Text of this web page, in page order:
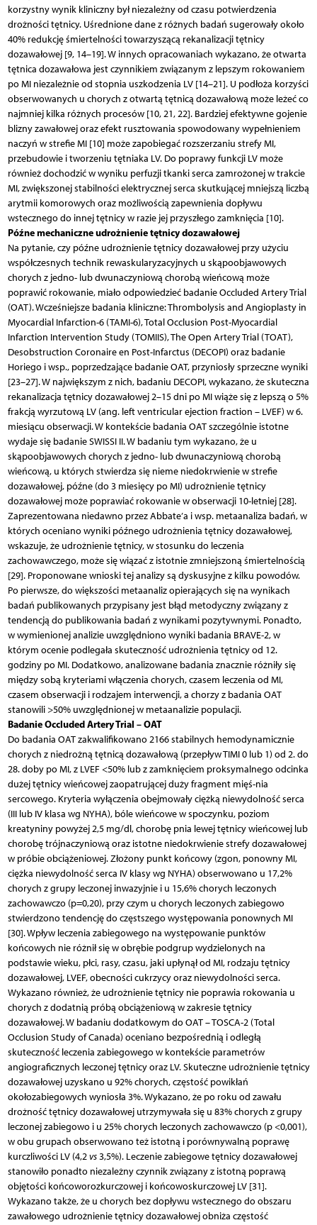
korzystny wynik kliniczny był niezależny od czasu potwierdzenia
drożności tętnicy. Uśrednione dane z różnych badań sugerowały około
40% redukcję śmiertelności towarzyszącą rekanalizacji tętnicy
dozawałowej [9, 14–19]. W innych opracowaniach wykazano, że otwarta
tętnica dozawałowa jest czynnikiem związanym z lepszym rokowaniem
po MI niezależnie od stopnia uszkodzenia LV [14–21]. U podłoża korzyści
obserwowanych u chorych z otwartą tętnicą dozawałową może leżeć co
najmniej kilka różnych procesów [10, 21, 22]. Bardziej efektywne gojenie
blizny zawałowej oraz efekt rusztowania spowodowany wypełnieniem
naczyń w strefie MI [10] może zapobiegać rozszerzaniu strefy MI,
przebudowie i tworzeniu tętniaka LV. Do poprawy funkcji LV może
również dochodzić w wyniku perfuzji tkanki serca zamrożonej w trakcie
MI, zwiększonej stabilności elektrycznej serca skutkującej mniejszą liczbą
arytmii komorowych oraz możliwością zapewnienia dopływu
wstecznego do innej tętnicy w razie jej przyszłego zamknięcia [10].
Późne mechaniczne udrożnienie tętnicy dozawałowej
Na pytanie, czy późne udrożnienie tętnicy dozawałowej przy użyciu
współczesnych technik rewaskularyzacyjnych u skąpoobjawowych
chorych z jedno- lub dwunaczyniową chorobą wieńcową może
poprawić rokowanie, miało odpowiedzieć badanie Occluded Artery Trial
(OAT). Wcześniejsze badania kliniczne: Thrombolysis and Angioplasty in
Myocardial Infarction-6 (TAMI-6), Total Occlusion Post-Myocardial
Infarction Intervention Study (TOMIIS), The Open Artery Trial (TOAT),
Desobstruction Coronaire en Post-Infarctus (DECOPI) oraz badanie
Horiego i wsp., poprzedzające badanie OAT, przyniosły sprzeczne wyniki
[23–27]. W największym z nich, badaniu DECOPI, wykazano, że skuteczna
rekanalizacja tętnicy dozawałowej 2–15 dni po MI wiąże się z lepszą o 5%
frakcją wyrzutową LV (ang. left ventricular ejection fraction – LVEF) w 6.
miesiącu obserwacji. W kontekście badania OAT szczególnie istotne
wydaje się badanie SWISSI II. W badaniu tym wykazano, że u
skąpoobjawowych chorych z jedno- lub dwunaczyniową chorobą
wieńcową, u których stwierdza się nieme niedokrwienie w strefie
dozawałowej, późne (do 3 miesięcy po MI) udrożnienie tętnicy
dozawałowej może poprawiać rokowanie w obserwacji 10-letniej [28].
Zaprezentowana niedawno przez Abbate’a i wsp. metaanaliza badań, w
których oceniano wyniki późnego udrożnienia tętnicy dozawałowej,
wskazuje, że udrożnienie tętnicy, w stosunku do leczenia
zachowawczego, może się wiązać z istotnie zmniejszoną śmiertelnością
[29]. Proponowane wnioski tej analizy są dyskusyjne z kilku powodów.
Po pierwsze, do większości metaanaliz opierających się na wynikach
badań publikowanych przypisany jest błąd metodyczny związany z
tendencją do publikowania badań z wynikami pozytywnymi. Ponadto,
w wymienionej analizie uwzględniono wyniki badania BRAVE-2, w
którym ocenie podlegała skuteczność udrożnienia tętnicy od 12.
godziny po MI. Dodatkowo, analizowane badania znacznie różniły się
między sobą kryteriami włączenia chorych, czasem leczenia od MI,
czasem obserwacji i rodzajem interwencji, a chorzy z badania OAT
stanowili >50% uwzględnionej w metaanalizie populacji.
Badanie Occluded Artery Trial – OAT
Do badania OAT zakwalifikowano 2166 stabilnych hemodynamicznie
chorych z niedrożną tętnicą dozawałową (przepływ TIMI 0 lub 1) od 2. do
28. doby po MI, z LVEF <50% lub z zamknięciem proksymalnego odcinka
dużej tętnicy wieńcowej zaopatrującej duży fragment mięś-nia
sercowego. Kryteria wyłączenia obejmowały ciężką niewydolność serca
(III lub IV klasa wg NYHA), bóle wieńcowe w spoczynku, poziom
kreatyniny powyżej 2,5 mg/dl, chorobę pnia lewej tętnicy wieńcowej lub
chorobę trójnaczyniową oraz istotne niedokrwienie strefy dozawałowej
w próbie obciążeniowej. Złożony punkt końcowy (zgon, ponowny MI,
ciężka niewydolność serca IV klasy wg NYHA) obserwowano u 17,2%
chorych z grupy leczonej inwazyjnie i u 15,6% chorych leczonych
zachowawczo (p=0,20), przy czym u chorych leczonych zabiegowo
stwierdzono tendencję do częstszego występowania ponownych MI
[30]. Wpływ leczenia zabiegowego na występowanie punktów
końcowych nie różnił się w obrębie podgrup wydzielonych na
podstawie wieku, płci, rasy, czasu, jaki upłynął od MI, rodzaju tętnicy
dozawałowej, LVEF, obecności cukrzycy oraz niewydolności serca.
Wykazano również, że udrożnienie tętnicy nie poprawia rokowania u
chorych z dodatnią próbą obciążeniową w zakresie tętnicy
dozawałowej. W badaniu dodatkowym do OAT – TOSCA-2 (Total
Occlusion Study of Canada) oceniano bezpośrednią i odległą
skuteczność leczenia zabiegowego w kontekście parametrów
angiograficznych leczonej tętnicy oraz LV. Skuteczne udrożnienie tętnicy
dozawałowej uzyskano u 92% chorych, częstość powikłań
okołozabiegowych wyniosła 3%. Wykazano, że po roku od zawału
drożność tętnicy dozawałowej utrzymywała się u 83% chorych z grupy
leczonej zabiegowo i u 25% chorych leczonych zachowawczo (p <0,001),
w obu grupach obserwowano też istotną i porównywalną poprawę
kurczliwości LV (4,2vs3,5%). Leczenie zabiegowe tętnicy dozawałowej
stanowiło ponadto niezależny czynnik związany z istotną poprawą
objętości końcoworozkurczowej i końcowoskurczowej LV [31].
Wykazano także, że u chorych bez dopływu wstecznego do obszaru
zawałowego udrożnienie tętnicy dozawałowej obniża częstość